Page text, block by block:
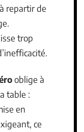
repartir de
trop
oblige à
table :
en
ce